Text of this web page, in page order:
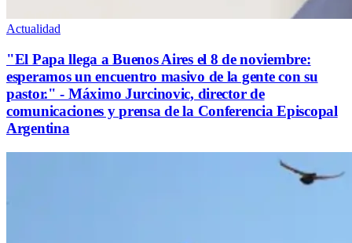
Actualidad
"El Papa llega a Buenos Aires el 8 de noviembre:
esperamos un encuentro masivo de la gente con su
pastor." - Máximo Jurcinovic, director de
comunicaciones y prensa de la Conferencia Episcopal
Argentina